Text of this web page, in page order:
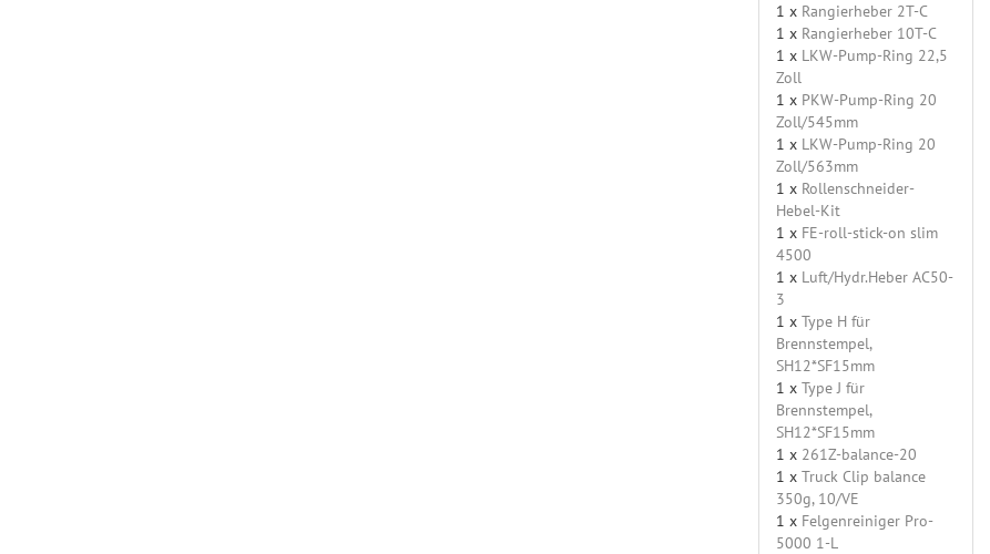
1 x Rangierheber 2T-C
1 x Rangierheber 10T-C
1 x LKW-Pump-Ring 22,5
Zoll
1 x PKW-Pump-Ring 20
Zoll/545mm
1 x LKW-Pump-Ring 20
Zoll/563mm
1 x Rollenschneider-
Hebel-Kit
1 x FE-roll-stick-on slim
4500
1 x Luft/Hydr.Heber AC50-
3
1 x Type H für
Brennstempel,
SH12*SF15mm
1 x Type J für
Brennstempel,
SH12*SF15mm
1 x 261Z-balance-20
1 x Truck Clip balance
350g, 10/VE
1 x Felgenreiniger Pro-
5000 1-L